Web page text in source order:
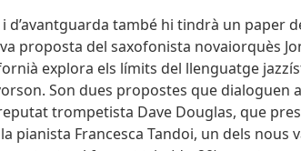
d’avantguarda també hi tindrà un paper
proposta del saxofonista novaiorquès
explora els límits del llenguatge
Son dues propostes que dialoguen
trompetista Dave Douglas, que
pianista Francesca Tandoi, un dels